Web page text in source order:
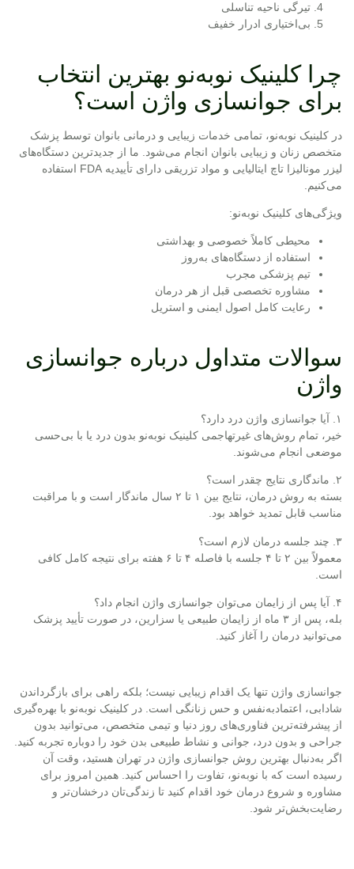
تیرگی ناحیه تناسلی
بی‌اختیاری ادرار خفیف
چرا کلینیک نوبه‌نو بهترین انتخاب
برای جوانسازی واژن است؟
در کلینیک نوبه‌نو، تمامی خدمات زیبایی و درمانی بانوان توسط پزشک
متخصص زنان و زیبایی بانوان انجام می‌شود. ما از جدیدترین دستگاه‌های
لیزر مونالیزا تاچ ایتالیایی و مواد تزریقی دارای تأییدیه FDA استفاده
می‌کنیم.
ویژگی‌های کلینیک نوبه‌نو:
محیطی کاملاً خصوصی و بهداشتی
استفاده از دستگاه‌های به‌روز
تیم پزشکی مجرب
مشاوره تخصصی قبل از هر درمان
رعایت کامل اصول ایمنی و استریل
سوالات متداول درباره جوانسازی
واژن
۱
. آیا جوانسازی واژن درد دارد؟
خیر، تمام روش‌های غیرتهاجمی کلینیک نوبه‌نو بدون درد یا با بی‌حسی
موضعی انجام می‌شوند.
۲. ماندگاری نتایج چقدر است؟
بسته به روش درمان، نتایج بین ۱ تا ۲ سال ماندگار است و با مراقبت
مناسب قابل تمدید خواهد بود.
۳. چند جلسه درمان لازم است؟
معمولاً بین ۲ تا ۴ جلسه با فاصله ۴ تا ۶ هفته برای نتیجه کامل کافی
است.
۴. آیا پس از زایمان می‌توان جوانسازی واژن انجام داد؟
بله، پس از ۳ ماه از زایمان طبیعی یا سزارین، در صورت تأیید پزشک
می‌توانید درمان را آغاز کنید.
جوانسازی واژن تنها یک اقدام زیبایی نیست؛ بلکه راهی برای بازگرداندن
شادابی، اعتمادبه‌نفس و حس زنانگی است. در کلینیک نوبه‌نو با بهره‌گیری
از پیشرفته‌ترین فناوری‌های روز دنیا و تیمی متخصص، می‌توانید بدون
جراحی و بدون درد، جوانی و نشاط طبیعی بدن خود را دوباره تجربه کنید.
اگر به‌دنبال بهترین روش جوانسازی واژن در تهران هستید، وقت آن
رسیده است که با نوبه‌نو، تفاوت را احساس کنید. همین امروز برای
مشاوره و شروع درمان خود اقدام کنید تا زندگی‌تان درخشان‌تر و
رضایت‌بخش‌تر شود.